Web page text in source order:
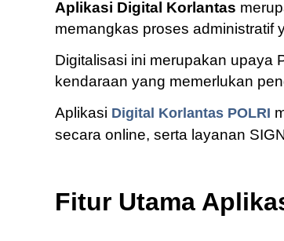
Aplikasi Digital Korlantas
memangkas proses administratif
Digitalisasi ini merupakan upaya
kendaraan yang memerlukan
Aplikasi Digital Korlantas POLRI
secara online, serta layanan
Fitur Utama